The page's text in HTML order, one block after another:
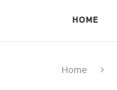
HOME
Home